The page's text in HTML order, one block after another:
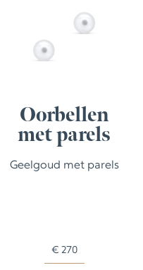
Oorbellen
met parels
Geelgoud met parels
€ 270